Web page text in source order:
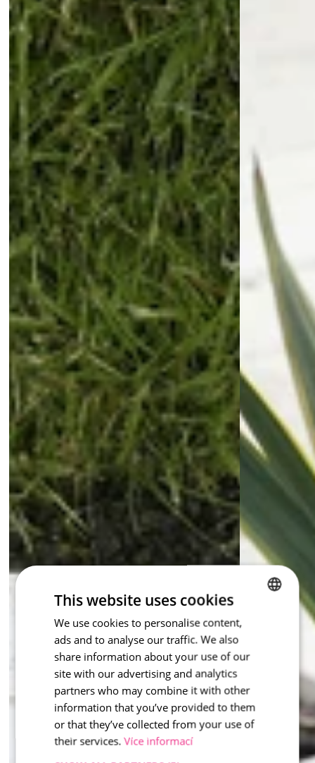
CZECH
This website uses cookies
We use cookies to personalise content,
ads and to analyse our traffic. We also
share information about your use of our
site with our advertising and analytics
partners who may combine it with other
information that you’ve provided to them
or that they’ve collected from your use of
their services. Více informací